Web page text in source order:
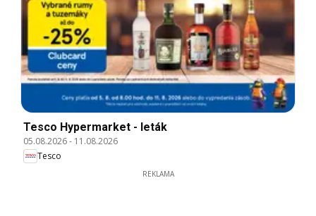
Tesco Hypermarket - leták
05.08.2026- 11.08.2026
Tesco
REKLAMA